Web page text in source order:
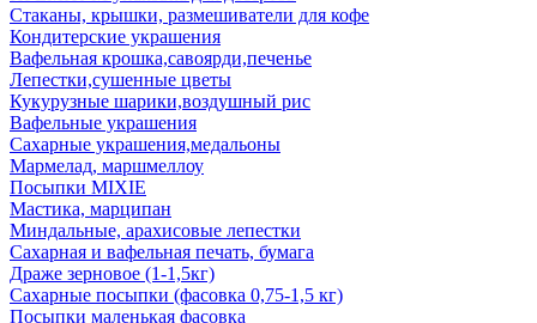
Стаканы, крышки, размешиватели для кофе
Кондитерские украшения
Вафельная крошка,савоярди,печенье
Лепестки,сушенные цветы
Кукурузные шарики,воздушный рис
Вафельные украшения
Сахарные украшения,медальоны
Мармелад, маршмеллоу
Посыпки MIXIE
Мастика, марципан
Миндальные, арахисовые лепестки
Сахарная и вафельная печать, бумага
Драже зерновое (1-1,5кг)
Сахарные посыпки (фасовка 0,75-1,5 кг)
Посыпки маленькая фасовка